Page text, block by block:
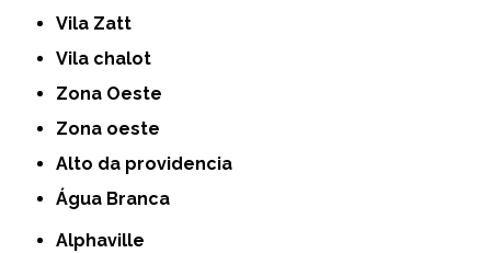
Vila Zatt
Vila chalot
Zona Oeste
Zona oeste
alto da providencia
Água Branca
Alphaville